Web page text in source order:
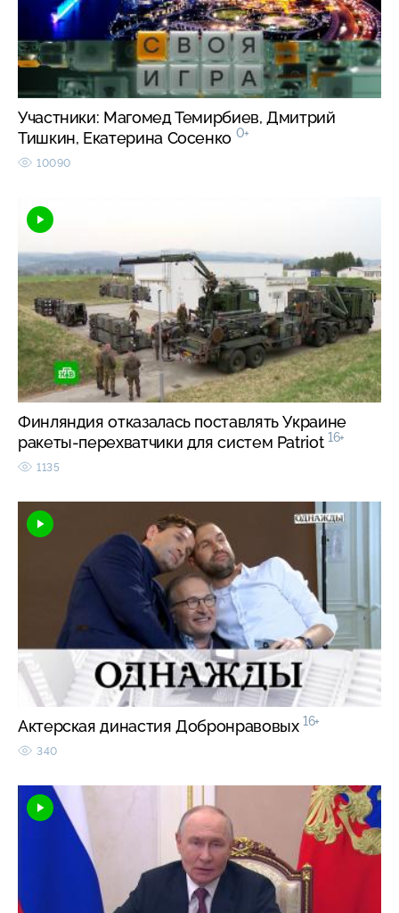
Участники: Магомед Темирбиев, Дмитрий
Тишкин, Екатерина Сосенко 0+
10090
Финляндия отказалась поставлять Украине
ракеты-перехватчики для систем Patriot 16+
1135
Актерская династия Добронравовых 16+
340